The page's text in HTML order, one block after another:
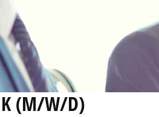
(M/W/D)